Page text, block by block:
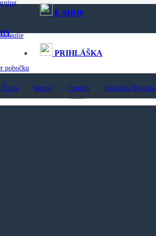
pobočku
Žilina Martin Trenčín Považská Bystrica
E-SHOP
PRIHLÁŠKA
ProduktProduktbol pridaný do košíka.